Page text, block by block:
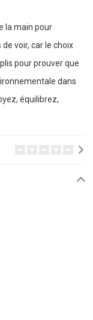
la main pour
voir, car le choix
pour prouver que
dans
équilibrez,